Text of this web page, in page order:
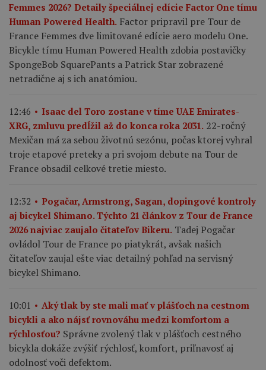
Femmes 2026? Detaily špeciálnej edície Factor One tímu
Human Powered Health. Factor pripravil pre Tour de
France Femmes dve limitované edície aero modelu One.
Bicykle tímu Human Powered Health zdobia postavičky
SpongeBob SquarePants a Patrick Star zobrazené
netradične aj s ich anatómiou.
12:46
Isaac del Toro zostane v tíme UAE Emirates-
XRG, zmluvu predĺžil až do konca roka 2031. 22-ročný
Mexičan má za sebou životnú sezónu, počas ktorej vyhral
troje etapové preteky a pri svojom debute na Tour de
France obsadil celkové tretie miesto.
12:32
Pogačar, Armstrong, Sagan, dopingové kontroly
aj bicykel Shimano. Týchto 21 článkov z Tour de France
2026 najviac zaujalo čitateľov Bikeru. Tadej Pogačar
ovládol Tour de France po piatykrát, avšak našich
čitateľov zaujal ešte viac detailný pohľad na servisný
bicykel Shimano.
10:01
Aký tlak by ste mali mať v plášťoch na cestnom
bicykli a ako nájsť rovnováhu medzi komfortom a
rýchlosťou? Správne zvolený tlak v plášťoch cestného
bicykla dokáže zvýšiť rýchlosť, komfort, priľnavosť aj
odolnosť voči defektom.